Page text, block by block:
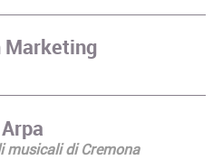
Marketing
musicali di Cremona